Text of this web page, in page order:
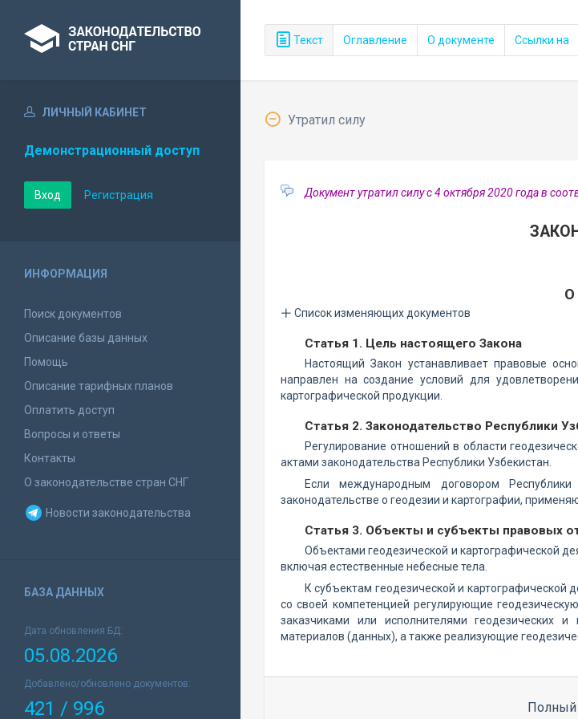
Текст Оглавление О документе Ссылки на
ЛИЧНЫЙ КАБИНЕТ
Демонстрационный доступ
Вход Регистрация
ИНФОРМАЦИЯ
Поиск документов
Описание базы данных
Помощь
Описание тарифных планов
Оплатить доступ
Вопросы и ответы
Контакты
О законодательстве стран СНГ
Новости законодательства
БАЗА ДАННЫХ
Дата обновления БД:
05.08.2026
Добавлено/обновлено документов:
421 / 996
Утратил силу
Документ утратил силу с 4 октября 2020 года в
О
Список изменяющих документов
Статья 1. Цель настоящего Закона
Настоящий Закон устанавливает правовые
направлен на создание условий для
картографической продукции.
Статья 2. Законодательство Республики
Регулирование отношений в области
актами законодательства Республики Узбекистан.
Если международным договором
законодательстве о геодезии и картографии,
Статья 3. Объекты и субъекты правовых
Объектами геодезической и картографической
включая естественные небесные тела.
К субъектам геодезической и картографической
со своей компетенцией регулирующие
заказчиками или исполнителями геодезических
материалов (данных), а также реализующие
Полный